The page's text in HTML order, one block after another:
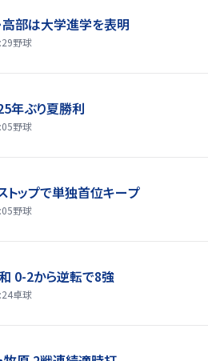
高部は大学進学を表明
野球
年ぶり夏勝利
野球
トップで単独首位キープ
野球
0-2から逆転で8強
卓球